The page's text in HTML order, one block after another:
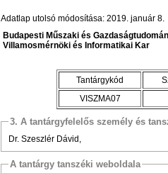
Adatlap utolsó módosítása: 2019. január 8.
Budapesti Műszaki és
Villamosmérnöki és Informatikai Kar
Tantárgykód
VISZMA07
3. A tantárgyfelelős személy és
Dr. Szeszlér Dávid,
A tantárgy tanszéki weboldala